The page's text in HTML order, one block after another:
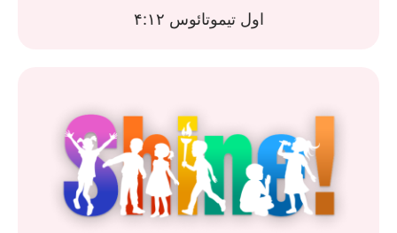
اول تیموتائوس ۴:۱۲